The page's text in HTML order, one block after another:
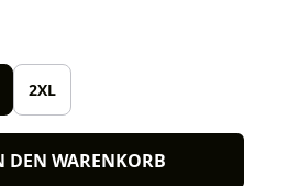
2XL
DEN WARENKORB